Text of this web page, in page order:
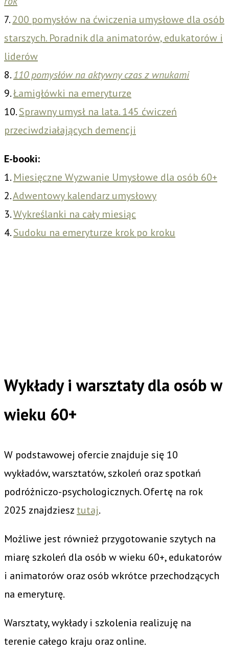
7.200 pomysłów na ćwiczenia umysłowe dla osób
starszych. Poradnik dla animatorów, edukatorów i
liderów
8.110 pomysłów na aktywny czas z wnukami
9.Łamigłówki na emeryturze
10.Sprawny umysł na lata. 145 ćwiczeń
przeciwdziałających demencji
E-booki:
1. Miesięczne Wyzwanie Umysłowe dla osób 60+
2.Adwentowy kalendarz umysłowy
3.Wykreślanki na cały miesiąc
4.Sudoku na emeryturze krok po kroku
Wykłady i warsztaty dla osób w
wieku 60+
W podstawowej ofercie znajduje się 10
wykładów, warsztatów, szkoleń oraz spotkań
podróżniczo-psychologicznych. Ofertę na rok
2025 znajdziesz tutaj.
Możliwe jest również przygotowanie szytych na
miarę szkoleń dla osób w wieku 60+, edukatorów
i animatorów oraz osób wkrótce przechodzących
na emeryturę.
Warsztaty, wykłady i szkolenia realizuję na
terenie całego kraju oraz online.